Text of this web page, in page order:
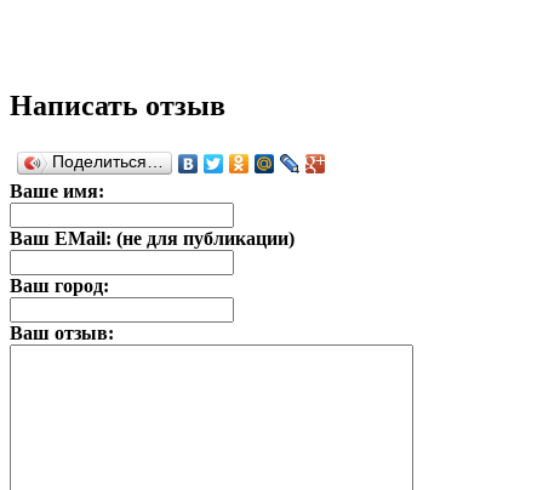
Написать отзыв
Поделиться…
Ваше имя:
Ваш EMail: (не для публикации)
Ваш город:
Ваш отзыв: